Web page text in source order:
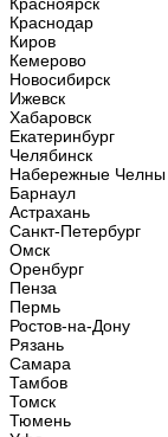
Краснодар
Киров
Кемерово
Новосибирск
Ижевск
Хабаровск
Екатеринбург
Челябинск
Набережные Челны
Барнаул
Астрахань
Санкт-Петербург
Омск
Оренбург
Пенза
Пермь
Ростов-на-Дону
Рязань
Самара
Тамбов
Томск
Тюмень